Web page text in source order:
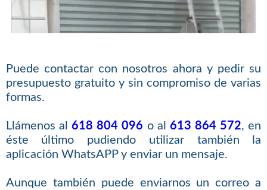
Puede contactar con nosotros ahora y pedir su
presupuesto gratuito y sin compromiso de varias
formas.
Llámenos al618 804 096 o al 613 864 572, en
éste último pudiendo utilizar también la
aplicación WhatsAPP y enviar un mensaje.
Aunque también puede enviarnos un correo a